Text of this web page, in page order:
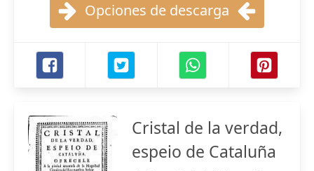
Opciones de descarga
Cristal de la verdad,
espeio de Cataluña